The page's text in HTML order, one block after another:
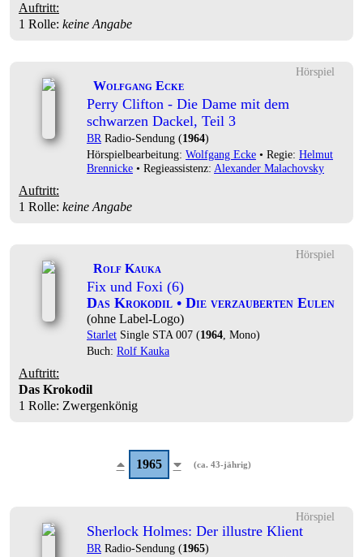
Auftritt:
1 Rolle: keine Angabe
Hörspiel
Wolfgang Ecke
Perry Clifton - Die Dame mit dem
schwarzen Dackel, Teil 3
BR Radio-Sendung (1964)
Hörspielbearbeitung: Wolfgang Ecke • Regie: Helmut
Brennicke • Regieassistenz: Alexander Malachovsky
Auftritt:
1 Rolle: keine Angabe
Hörspiel
Rolf Kauka
Fix und Foxi (6)
Das Krokodil • Die verzauberten Eulen
(ohne Label-Logo)
Starlet Single STA 007 (1964 , Mono)
Buch: Rolf Kauka
Auftritt:
Das Krokodil
1 Rolle: Zwergenkönig
1965 (ca. 43-jährig)
Hörspiel
Sherlock Holmes: Der illustre Klient
BR Radio-Sendung (1965)